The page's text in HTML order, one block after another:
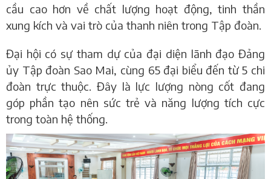
cầu cao hơn về chất lượng hoạt động, tinh thần
xung kích và vai trò của thanh niên trong Tập đoàn.
Đại hội có sự tham dự của đại diện lãnh đạo Đảng
ủy Tập đoàn Sao Mai, cùng 65 đại biểu đến từ 5 chi
đoàn trực thuộc. Đây là lực lượng nòng cốt đang
góp phần tạo nên sức trẻ và năng lượng tích cực
trong toàn hệ thống.